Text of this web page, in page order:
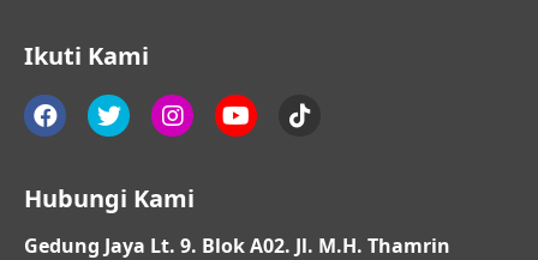
Ikuti Kami
Hubungi Kami
Gedung Jaya Lt. 9. Blok A02. Jl. M.H. Thamrin